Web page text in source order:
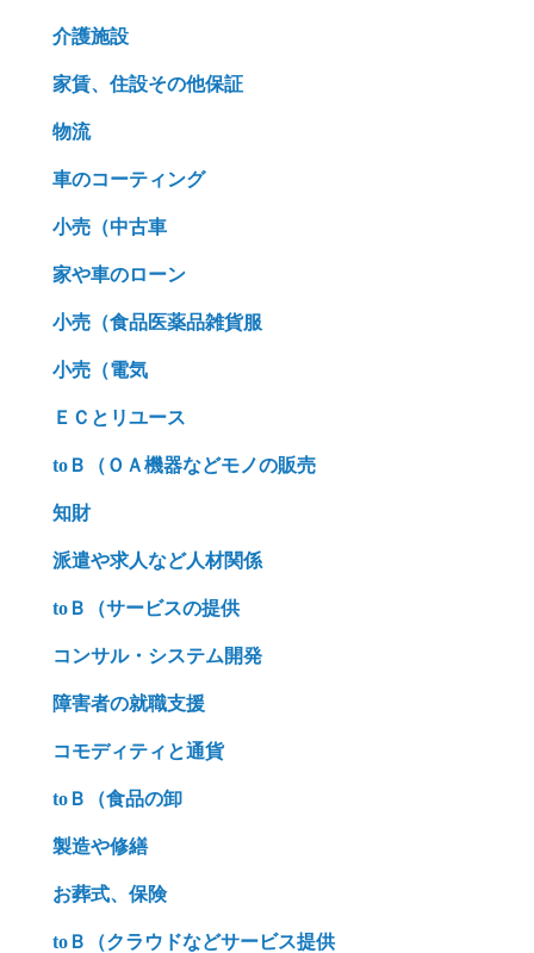
介護施設
家賃、住設その他保証
物流
車のコーティング
小売（中古車
家や車のローン
小売（食品医薬品雑貨服
小売（電気
ＥＣとリユース
toＢ（ＯＡ機器などモノの販売
知財
派遣や求人など人材関係
toＢ（サービスの提供
コンサル・システム開発
障害者の就職支援
コモディティと通貨
toＢ（食品の卸
製造や修繕
お葬式、保険
toＢ（クラウドなどサービス提供